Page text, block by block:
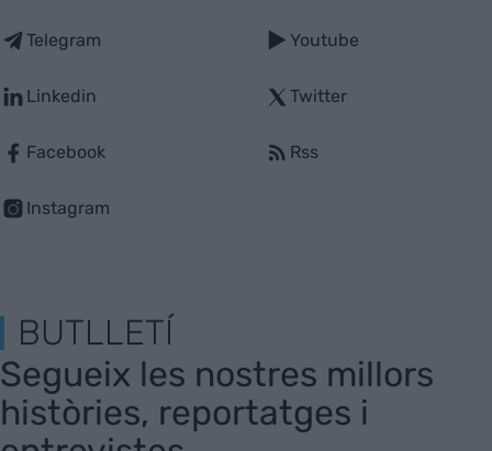
Telegram
Linkedin
Facebook
Instagram
Youtube
Twitter
Rss
BUTLLETÍ
Segueix les nostres millors
històries, reportatges i